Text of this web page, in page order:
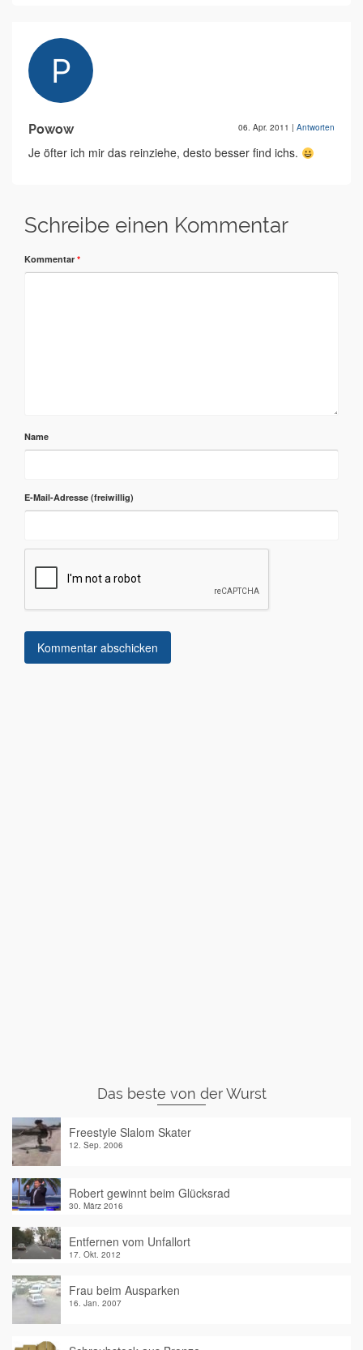
Powow 06. Apr. 2011 | Antworten
Je öfter ich mir das reinziehe, desto besser find ichs.
Schreibe einen Kommentar
Kommentar *
Name
E-Mail-Adresse
Das beste von der Wurst
Freestyle Slalom Skater
12. Sep. 2006
Robert gewinnt beim Glücksrad
30. März 2016
Entfernen vom Unfallort
17. Okt. 2012
Frau beim Ausparken
16. Jan. 2007